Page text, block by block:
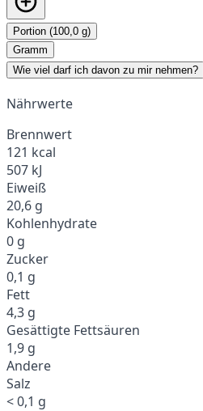
Portion (100,0 g)
Gramm
Wie viel darf ich davon zu mir nehmen?
Nährwerte
Brennwert
121 kcal
507 kJ
Eiweiß
20,6 g
Kohlenhydrate
0 g
Zucker
0,1 g
Fett
4,3 g
Gesättigte Fettsäuren
1,9 g
Andere
Salz
< 0,1 g